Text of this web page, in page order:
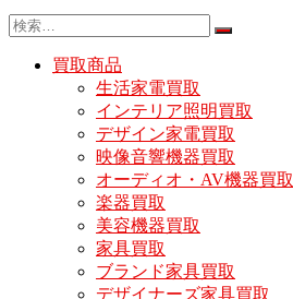
買取商品
生活家電買取
インテリア照明買取
デザイン家電買取
映像音響機器買取
オーディオ・AV機器買取
楽器買取
美容機器買取
家具買取
ブランド家具買取
デザイナーズ家具買取